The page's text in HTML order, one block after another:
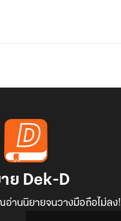
ย Dek-D
อ่านนิยายจนวางมือถือไม่ลง!